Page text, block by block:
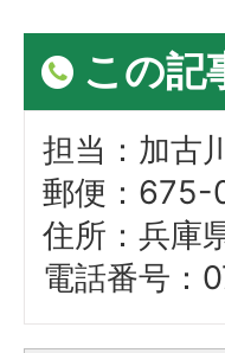
この記
担当：加古
郵便：675-
住所：兵庫
電話番号